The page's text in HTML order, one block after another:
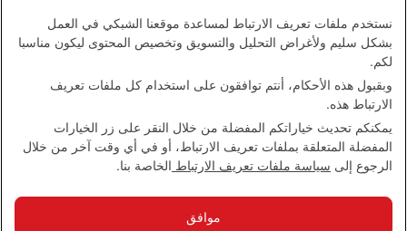
بيان إمكانية الدخول
اتصل بنا
سياسة الخصوصية
الشروط والأحكام
سياسة ملفات تعريف الارتباط
بيان الشفافية بموجب قانون مكافحة العبودية الحديثة
نستخدم ملفات تعريف الارتباط لمساعدة موقعنا الشبكي في العمل
بشكل سليم ولأغراض التحليل والتسويق وتخصيص المحتوى ليكون مناسبا
لكم.
وبقبول هذه الأحكام، أنتم توافقون على استخدام كل ملفات تعريف
الارتباط هذه.
يمكنكم تحديث خياراتكم المفضلة من خلال النقر على زر الخيارات
المفضلة المتعلقة بملفات تعريف الارتباط، أو في أي وقت آخر من خلال
الرجوع إلى سياسة ملفات تعريف الارتباط الخاصة بنا.
موافق